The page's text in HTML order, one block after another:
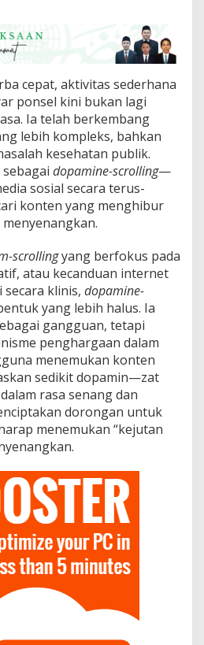
cepat, aktivitas sederhana
ponsel kini bukan lagi
Ia telah berkembang
lebih kompleks, bahkan
kesehatan publik.
dopamine-scrolling—
sosial secara terus-
konten yang menghibur
scrollingyang berfokus pada
atau kecanduan internet
klinis, dopamine-
yang lebih halus. Ia
gangguan, tetapi
penghargaan dalam
menemukan konten
sedikit dopamin—zat
rasa senang dan
dorongan untuk
menemukan “kejutan